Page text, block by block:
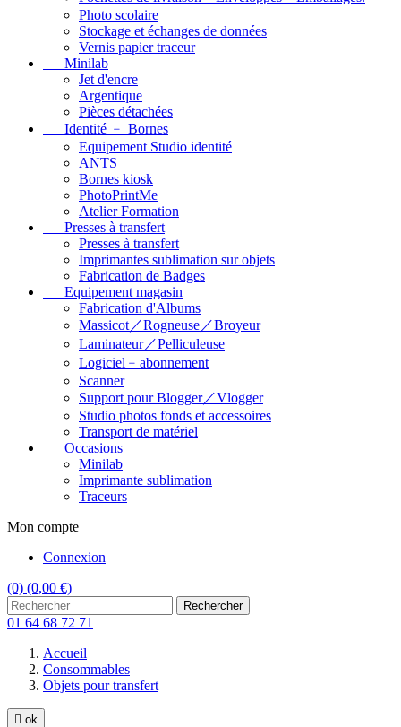
Photo scolaire
Stockage et échanges de données
Vernis papier traceur
Minilab
Jet d'encre
Argentique
Pièces détachées
Identité ﹣ Bornes
Equipement Studio identité
ANTS
Bornes kiosk
PhotoPrintMe
Atelier Formation
Presses à transfert
Presses à transfert
Imprimantes sublimation sur objets
Fabrication de Badges
Equipement magasin
Fabrication d'Albums
Massicot／Rogneuse／Broyeur
Laminateur／Pelliculeuse
Logiciel﹣abonnement
Scanner
Support pour Blogger／Vlogger
Studio photos fonds et accessoires
Transport de matériel
Occasions
Minilab
Imprimante sublimation
Traceurs
Mon compte
Connexion
(0) (0,00 €)
Rechercher
01 64 68 72 71
Accueil
Consommables
Objets pour transfert
 ok